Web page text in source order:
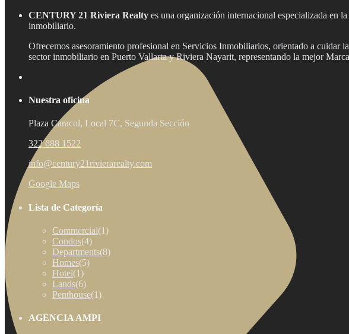
CENTURY 21 Riviera Realty es una organización internacional especializada en
inmobiliario.
Ofrecemos asesoramiento profesional en Servicios Inmobiliarios, orientado a cuidar
sector inmobiliario en Puerto Vallarta y Riviera Nayarit, representando la mejor
Nuestra oficina
Plaza Caracol, Local 7C, Segunda Sección
322 688 1522
info@century21rivierarealty.com
Google Maps
Lista de Categoría
Commercial(1)
Condos(4)
Departments(8)
Homes(5)
Hotel(1)
Lands(6)
Penthouse(1)
AGENCIA AMPI